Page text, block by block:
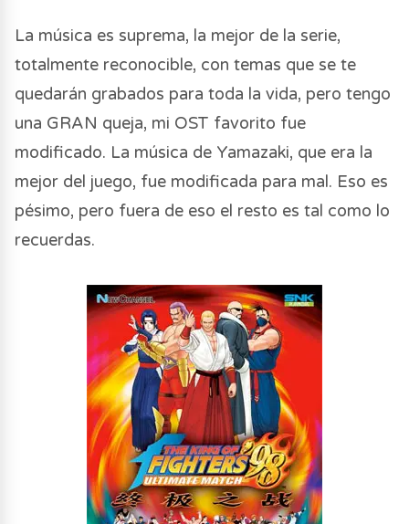
La música es suprema, la mejor de la serie,
totalmente reconocible, con temas que se te
quedarán grabados para toda la vida, pero tengo
una GRAN queja, mi OST favorito fue
modificado. La música de Yamazaki, que era la
mejor del juego, fue modificada para mal. Eso es
pésimo, pero fuera de eso el resto es tal como lo
recuerdas.